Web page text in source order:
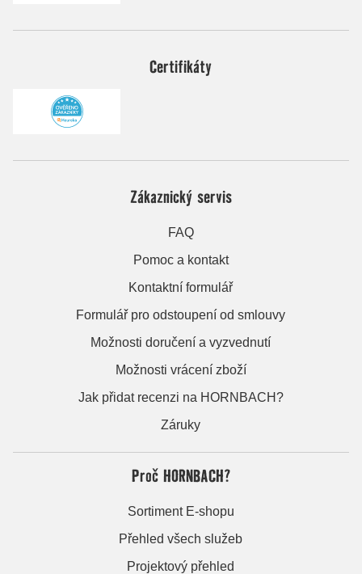
Certifikáty
Zákaznický servis
FAQ
Pomoc a kontakt
Kontaktní formulář
Formulář pro odstoupení od smlouvy
Možnosti doručení a vyzvednutí
Možnosti vrácení zboží
Jak přidat recenzi na HORNBACH?
Záruky
Proč HORNBACH?
Sortiment E-shopu
Přehled všech služeb
Projektový přehled